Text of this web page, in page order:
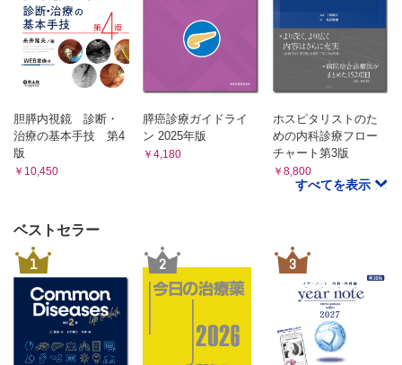
6. 腫瘤形成性膵炎
7. 膵周囲液体貯留
8. 術後膵液漏
9. 主膵管破綻症候群(DPDS)
C. 囊胞性腫瘍
2. 膵管内乳頭粘液性腫瘍(IPMN)
3. 粘液性囊胞腫瘍(MCN)
4. 漿液性囊胞腫瘍(SCN)
D. 充実性腫瘍
4. 腺房細胞癌
5. 退形成性膵癌
6. IPMN 由来癌
胆膵内視鏡 診断・
治療の基本手技 第4
版
￥10,450
膵癌診療ガイドライ
ン 2025年版
￥4,180
ホスピタリストのた
めの内科診療フロー
チャート第3版
￥8,800
すべてを表示
ベストセラー
1 2 3